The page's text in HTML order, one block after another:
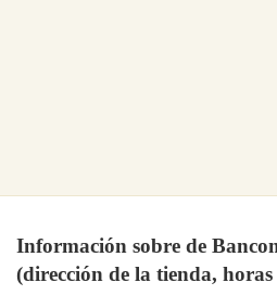
Información sobre de
(dirección de la tienda,